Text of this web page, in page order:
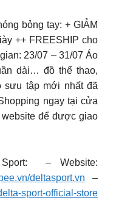
bỏng tay: + GIẢM
++ FREESHIP cho
23/07 – 31/07 Áo
dài… đồ thể thao,
sưu tập mới nhất đã
ngay tại cửa
để được giao
– Website:
deltasport.vn –
sport-official-store